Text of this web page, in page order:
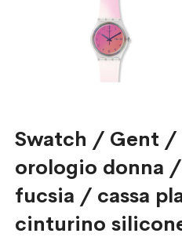
Swatch / Gent
orologio donna
fucsia / cassa
cinturino